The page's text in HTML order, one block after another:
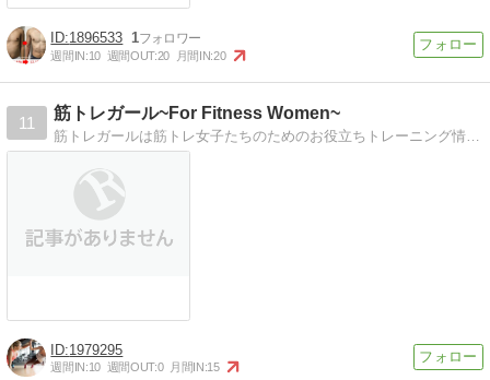
1896533 1
週間IN:10 週間OUT:20 月間IN:20
11
筋トレガール~For Fitness Women~
筋トレガールは筋トレ女子たちのためのお役立ちトレーニング情報など配信しております
1979295
週間IN:10 週間OUT:0 月間IN:15